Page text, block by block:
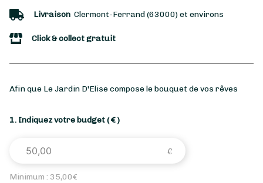
Livraison Clermont-Ferrand (63000) et environs
Click & collect gratuit
Afin que Le Jardin D'Elise compose le bouquet de vos rêves
1. Indiquez votre budget( € )
Minimum : 35,00€